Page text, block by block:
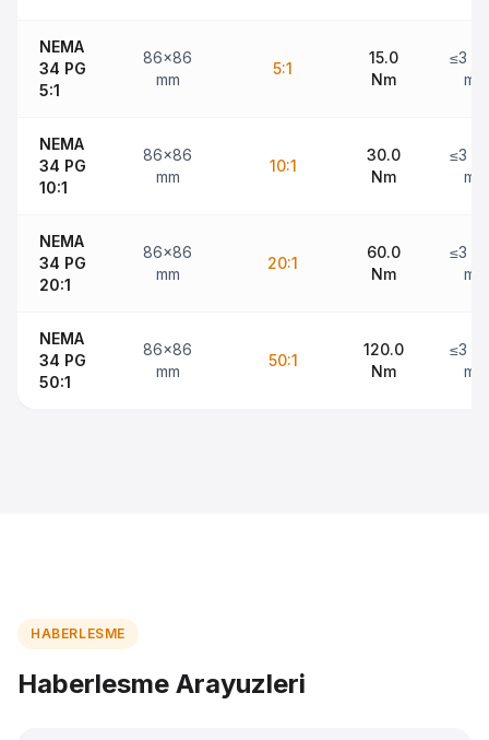
NEMA
34 PG
5:1
86x86
mm
5:1
15.0
Nm
≤3
min
NEMA
34 PG
10:1
86x86
mm
10:1
30.0
Nm
≤3
min
NEMA
34 PG
20:1
86x86
mm
20:1
60.0
Nm
≤3
min
NEMA
34 PG
50:1
86x86
mm
50:1
120.0
Nm
≤3
min
HABERLESME
Haberlesme Arayuzleri